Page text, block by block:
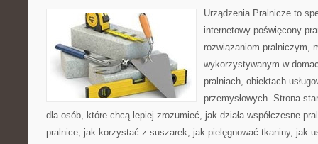
Urządzenia Pralnicze to
internetowy poświęcony
rozwiązaniom pralniczym,
wykorzystywanym w
pralniach, obiektach
przemysłowych. Strona
dla osób, które chcą lepiej zrozumieć, jak działa współczesne
pralnice, jak korzystać z suszarek, jak pielęgnować tkaniny, jak